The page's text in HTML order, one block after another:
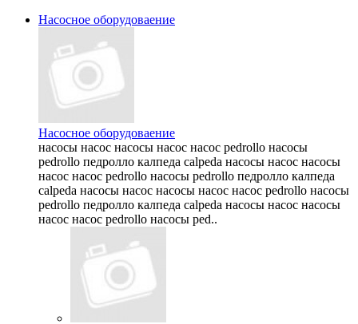
Насосное оборудоваение
Насосное оборудоваение
насосы насос насосы насос насос pedrollo насосы
pedrollo педролло калпеда calpeda насосы насос насосы
насос насос pedrollo насосы pedrollo педролло калпеда
calpeda насосы насос насосы насос насос pedrollo насосы
pedrollo педролло калпеда calpeda насосы насос насосы
насос насос pedrollo насосы ped..